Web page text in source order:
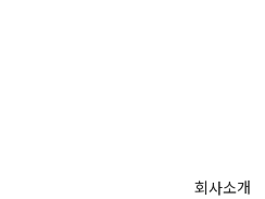
회사소개